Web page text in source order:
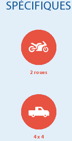
SPÉCIFIQUES
2 roues
4 x 4